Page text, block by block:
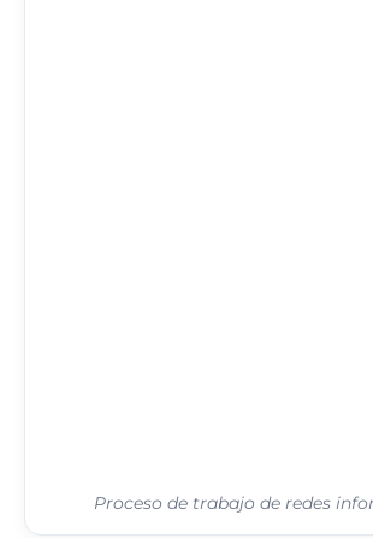
Proceso de trabajo de redes